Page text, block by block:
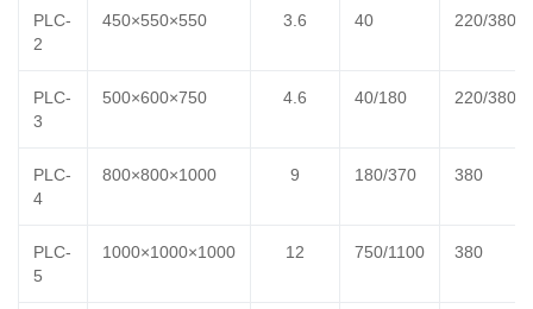
PLC-
2
450×550×550 3.6 40 220/380
PLC-
3
500×600×750 4.6 40/180 220/380
PLC-
4
800×800×1000 9 180/370 380
PLC-
5
1000×1000×1000 12 750/1100 380